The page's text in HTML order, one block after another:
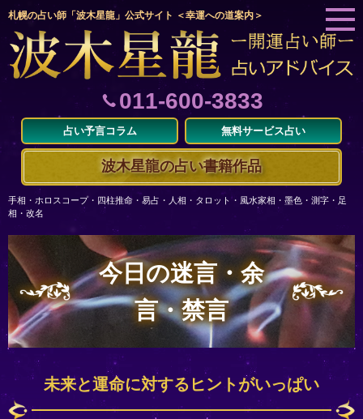
札幌の占い師「波木星龍」公式サイト ＜幸運への道案内＞
011-600-3833
占い予言コラム 無料サービス占い
波木星龍の占い書籍作品
手相・ホロスコープ・四柱推命・易占・人相・タロット・風水家相・墨色・測字・足
相・改名
今日の迷言・余
言・禁言
未来と運命に対するヒントがいっぱい